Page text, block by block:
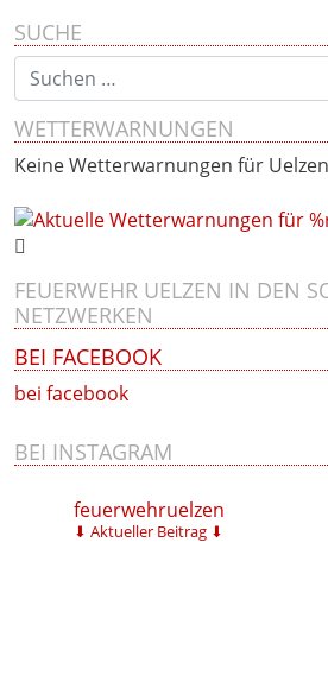
SUCHE
Suchen nach:
WETTERWARNUNGEN
Keine Wetterwarnungen für Uelzen
FEUERWEHR UELZEN IN DEN
NETZWERKEN
BEI FACEBOOK
bei facebook
BEI INSTAGRAM
feuerwehruelzen
⬇ Aktueller Beitrag ⬇